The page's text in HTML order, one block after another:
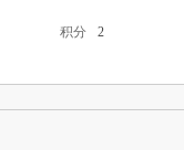
积分
2